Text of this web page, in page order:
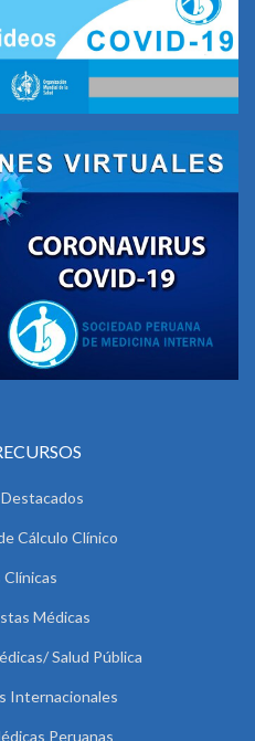
Cálculo Clínico
Clínicas
Médicas
Salud Pública
Internacionales
Peruanas